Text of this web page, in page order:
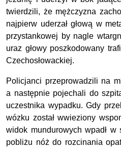
twierdzili, że mężczyzna
najpierw uderzał głową w
przystankowej by nagle
uraz głowy poszkodowany
Czechosłowackiej.
Policjanci przeprowadzili na
a następnie pojechali do
uczestnika wypadku. Gdy
wózku został wwieziony
widok mundurowych wpadł w
pobliżu nóż do rozcinania